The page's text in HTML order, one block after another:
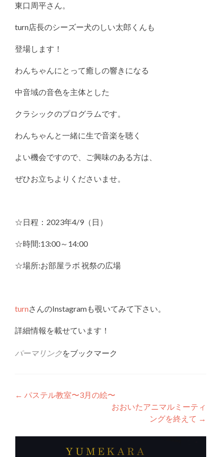
東口周平さん。
turn店長のシーズー犬のしい太郎くんも
登場します！
わんちゃんにとって癒しの響きになる
中音域の音色を主体とした
クラシックのプログラムです。
わんちゃんと一緒に生で音楽を聴く
よい機会ですので、ご興味のある方は、
ぜひお立ちよりくださいませ。
☆日程：2023年4/9（日）
☆時間:13:00～14:00
☆場所:お部屋ラボ 祝祭の広場
turnさんのInstagramも覗いてみて下さい。
詳細情報を載せています！
パーマリンクをブックマーク
投
ナ
← パステル教室〜3月の絵〜
おおいたアニマルミーティ
ングを終えて →